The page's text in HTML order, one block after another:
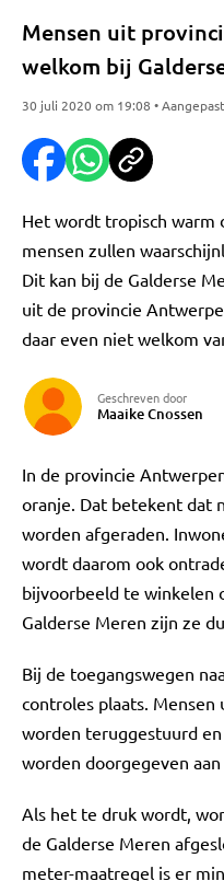
Mensen uit
welkom bij
30 juli 2020 om 19:08 •
Het wordt tropisch warm
mensen zullen
Dit kan bij de Galderse
uit de provincie
daar even niet welkom
Geschreven door
Maaike Cnossen
In de provincie
oranje. Dat betekent dat
worden afgeraden.
wordt daarom ook
bijvoorbeeld te winkelen
Galderse Meren zijn ze
Bij de toegangswegen
controles plaats.
worden teruggestuurd
worden doorgegeven
Als het te druk wordt,
de Galderse Meren
meter-maatregel is er